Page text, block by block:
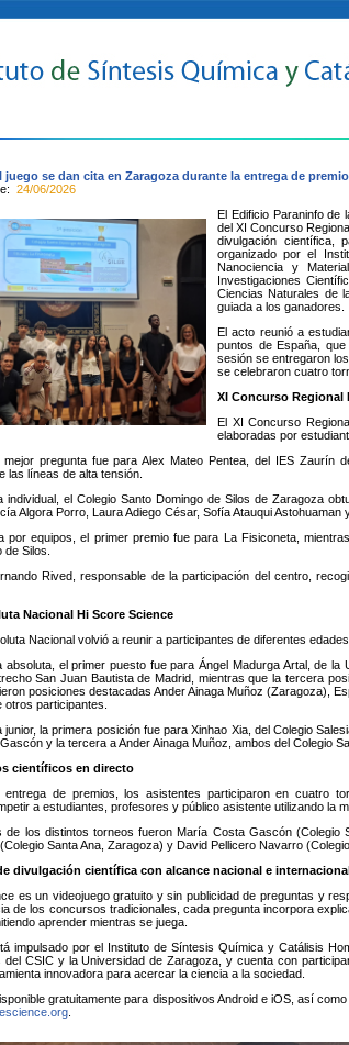
juego se dan cita en Zaragoza durante la entrega de
24/06/2026
El Edificio Paraninfo de
del XI Concurso
divulgación científica,
organizado por el
Nanociencia y
Investigaciones
Ciencias Naturales de
guiada a los ganadores.
El acto reunió a
puntos de España,
sesión se entregaron
se celebraron cuatro
XI Concurso Regional
El XI Concurso
elaboradas por
pregunta fue para Alex Mateo Pentea, del IES Zaurín
las líneas de alta tensión.
individual, el Colegio Santo Domingo de Silos de Zaragoza
Algora Porro, Laura Adiego César, Sofía Atauqui Astohuaman
por equipos, el primer premio fue para La Fisiconeta,
Silos.
Rived, responsable de la participación del centro,
Nacional Hi Score Science
Nacional volvió a reunir a participantes de diferentes
absoluta, el primer puesto fue para Ángel Madurga Artal, de
San Juan Bautista de Madrid, mientras que la tercera
posiciones destacadas Ander Ainaga Muñoz (Zaragoza),
participantes.
junior, la primera posición fue para Xinhao Xia, del Colegio
y la tercera a Ander Ainaga Muñoz, ambos del Colegio
científicos en directo
de premios, los asistentes participaron en cuatro
a estudiantes, profesores y público asistente utilizando la
de los distintos torneos fueron María Costa Gascón
Santa Ana, Zaragoza) y David Pellicero Navarro
divulgación científica con alcance nacional e
es un videojuego gratuito y sin publicidad de preguntas y
de los concursos tradicionales, cada pregunta incorpora
aprender mientras se juega.
impulsado por el Instituto de Síntesis Química y Catálisis
del CSIC y la Universidad de Zaragoza, y cuenta con
innovadora para acercar la ciencia a la sociedad.
gratuitamente para dispositivos Android e iOS, así